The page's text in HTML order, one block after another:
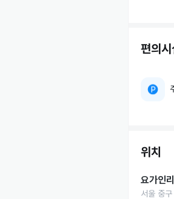
편의
위치
요가인
서울 중